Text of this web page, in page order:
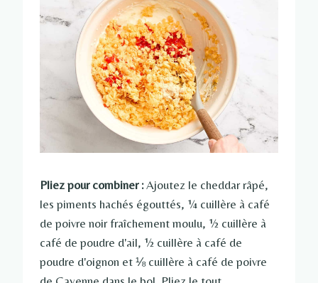
Pliez pour combiner :Ajoutez le cheddar râpé,
les piments hachés égouttés, ¼ cuillère à café
de poivre noir fraîchement moulu, ½ cuillère à
café de poudre d'ail, ½ cuillère à café de
poudre d'oignon et ⅛ cuillère à café de poivre